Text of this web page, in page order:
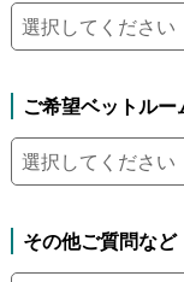
ご希望ベットルー
その他ご質問など